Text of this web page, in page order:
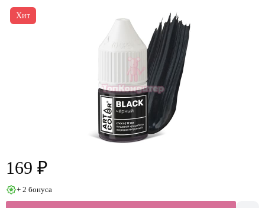
Хит
169 ₽
+ 2 бонуса